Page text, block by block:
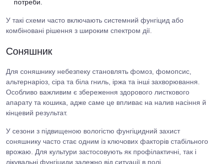
потреби.
У такі схеми часто включають системний фунгіцид або
комбіновані рішення з широким спектром дії.
Соняшник
Для соняшнику небезпеку становлять фомоз, фомопсис,
альтернаріоз, сіра та біла гниль, іржа та інші захворювання.
Особливо важливим є збереження здорового листкового
апарату та кошика, адже саме це впливає на налив насіння й
кінцевий результат.
У сезони з підвищеною вологістю фунгіцидний захист
соняшнику часто стає одним із ключових факторів стабільного
врожаю. Для культури застосовують як профілактичні, так і
лікувальні фунгіциди залежно від ситуації в полі.